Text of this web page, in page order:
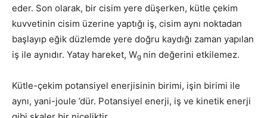
eder. Son olarak, bir cisim yere düşerken, kütle çekim
kuvvetinin cisim üzerine yaptığı iş, cisim aynı noktadan
başlayıp eğik düzlemde yere doğru kaydığı zaman yapılan
iş ile aynıdır. Yatay hareket, Wg nin değerini etkilemez.
Kütle-çekim potansiyel enerjisinin birimi, işin birimi ile
aynı, yani-joule ’dür. Potansiyel enerji, iş ve kinetik enerji